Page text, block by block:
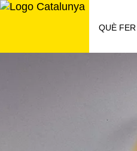
Saltar
QUÈ FER